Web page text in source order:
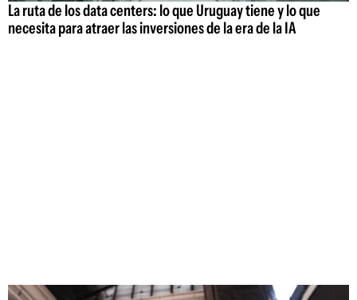
La ruta de los data centers: lo que Uruguay tiene y lo que
necesita para atraer las inversiones de la era de la IA